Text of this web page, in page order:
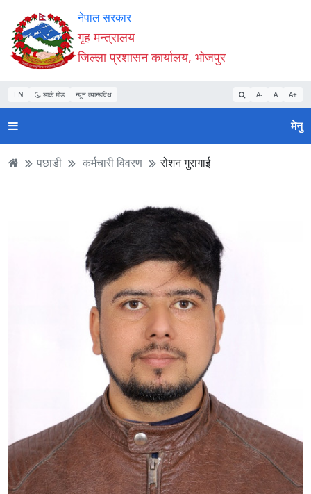
Accessibility
Mode
सुरु
गर्नुहोस्
सामाग्री
पढ्नुहाेस्
नेभिगेसन
पढ्नुहाेस्
वेबसाइट
खोजमा
जानुहोस्
नेपाल सरकार
गृह मन्त्रालय
जिल्ला प्रशासन कार्यालय, भोजपुर
EN डार्क मोड न्यून व्यान्डविथ A- A A+
मेनु
पछाडी कर्मचारी विवरण रोशन गुरागाई